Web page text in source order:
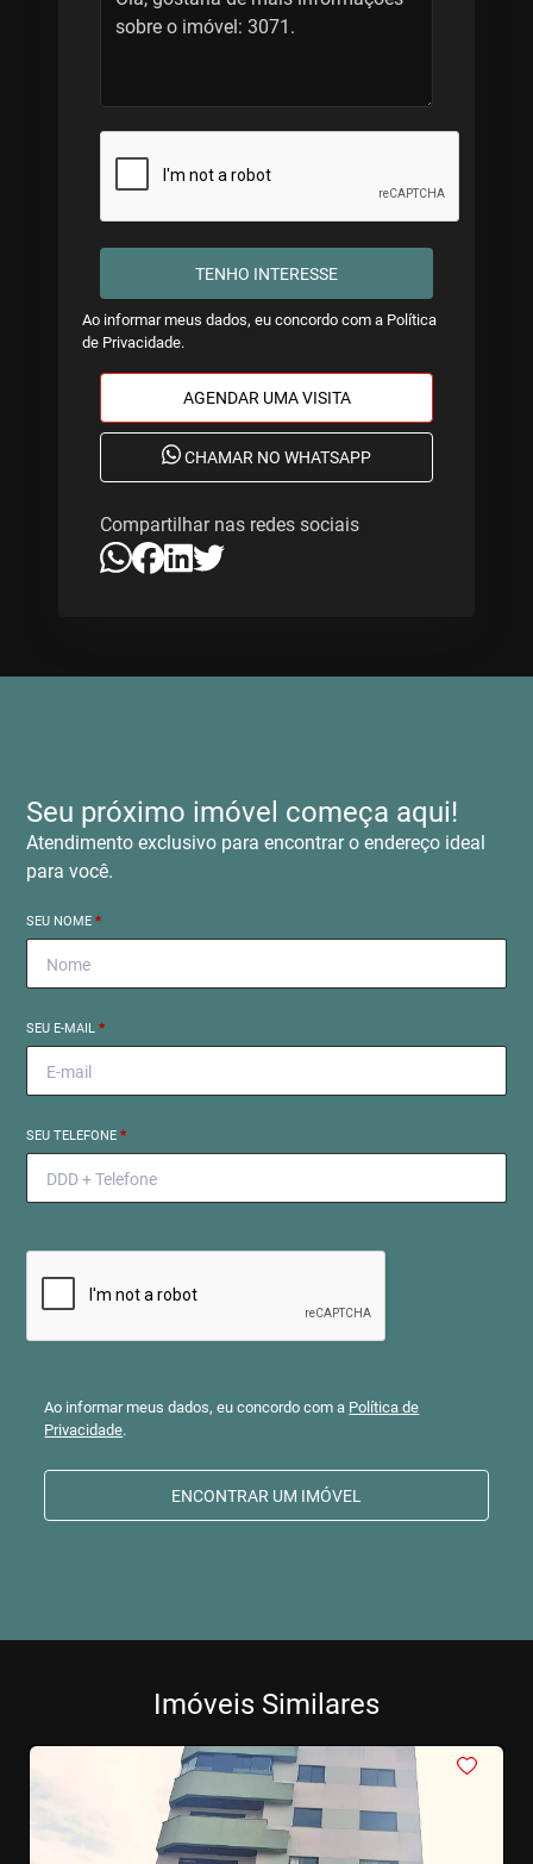
TENHO INTERESSE
Ao informar meus dados, eu concordo com a Política
de Privacidade.
AGENDAR UMA VISITA
CHAMAR NO WHATSAPP
Compartilhar nas redes sociais
Seu próximo imóvel começa aqui!
Atendimento exclusivo para encontrar o endereço ideal
para você.
SEU NOME*
SEU E-MAIL*
SEU TELEFONE*
Ao informar meus dados, eu concordo com a Política de
Privacidade.
ENCONTRAR UM IMÓVEL
Imóveis Similares